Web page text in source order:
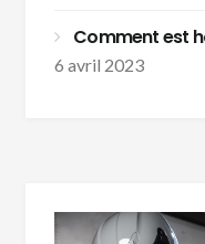
Comment est
6 avril 2023